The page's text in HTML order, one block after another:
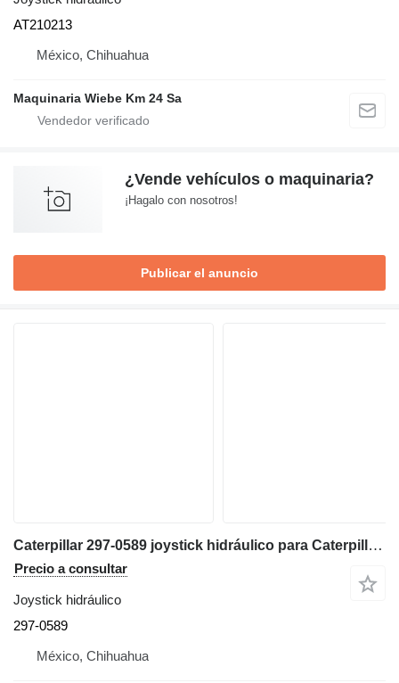
AT210213
México, Chihuahua
Maquinaria Wiebe Km 24 Sa
¿Vende vehículos o maquinaria?
¡Hagalo con nosotros!
Publicar el anuncio
Caterpillar 297-0589 joystick hidráulico para Caterpillar 345C excavadora
Precio a consultar
Joystick hidráulico
297-0589
México, Chihuahua